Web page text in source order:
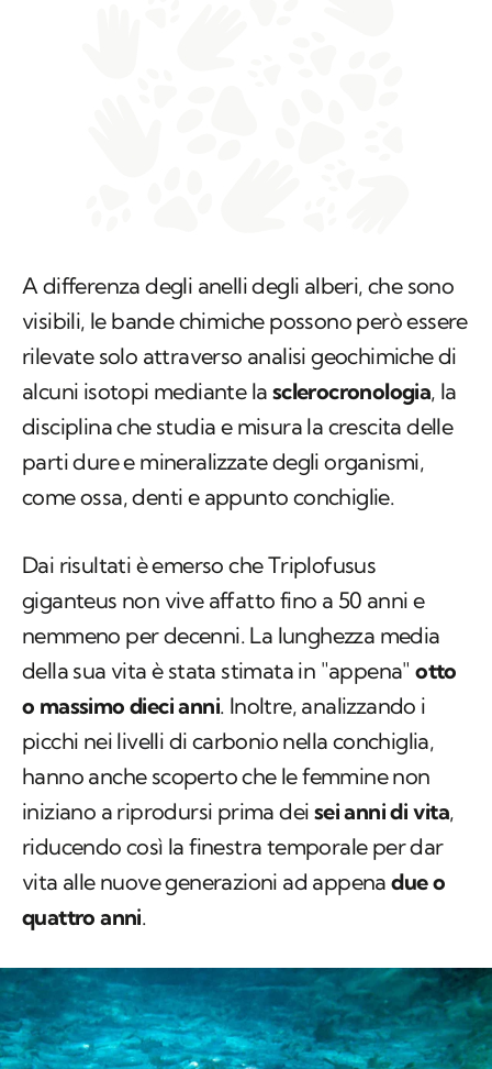
A differenza degli anelli degli alberi, che sono
visibili, le bande chimiche possono però essere
rilevate solo attraverso analisi geochimiche di
alcuni isotopi mediante lasclerocronologia, la
disciplina che studia e misura la crescita delle
parti dure e mineralizzate degli organismi,
Dai risultati è emerso cheTriplofusus
giganteus non vive affatto fino a 50 anni e
nemmeno per decenni. La lunghezza media
della sua vita è stata stimata in "appena" otto
o massimo dieci anni. Inoltre, analizzando i
picchi nei livelli di carbonio nella conchiglia,
hanno anche scoperto che le femmine non
iniziano a riprodursi prima deisei anni di vita
riducendo così la finestra temporale per dar
vita alle nuove generazioni ad appena